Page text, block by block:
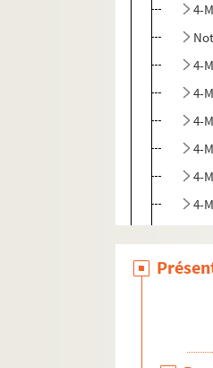
4-
4-
4-
4-
4-
4-
4-
Paul